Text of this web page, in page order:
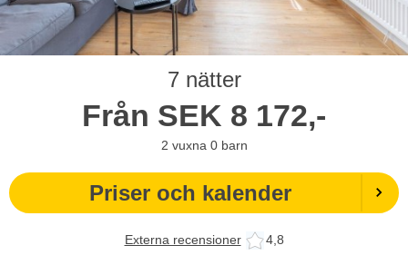
7 nätter
Från SEK 8 172,-
2 vuxna 0 barn
Priser och kalender
Externa recensioner 4,8